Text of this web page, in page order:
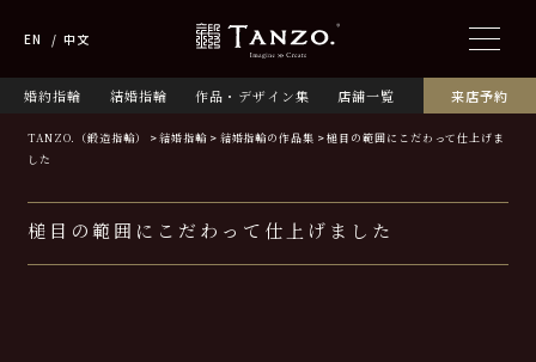
婚約指輪 結婚指輪 作品・デザイン集 店舗一覧 来店予約
EN 中文
TANZO.（鍛造指輪） 結婚指輪 結婚指輪の作品集
槌目の範囲にこだわって仕上げま
した
槌目の範囲にこだわって仕上げました